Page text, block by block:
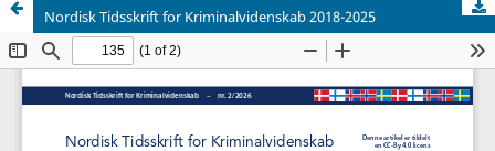
Nordisk Tidsskrift for Kriminalvidenskab 2018-2025